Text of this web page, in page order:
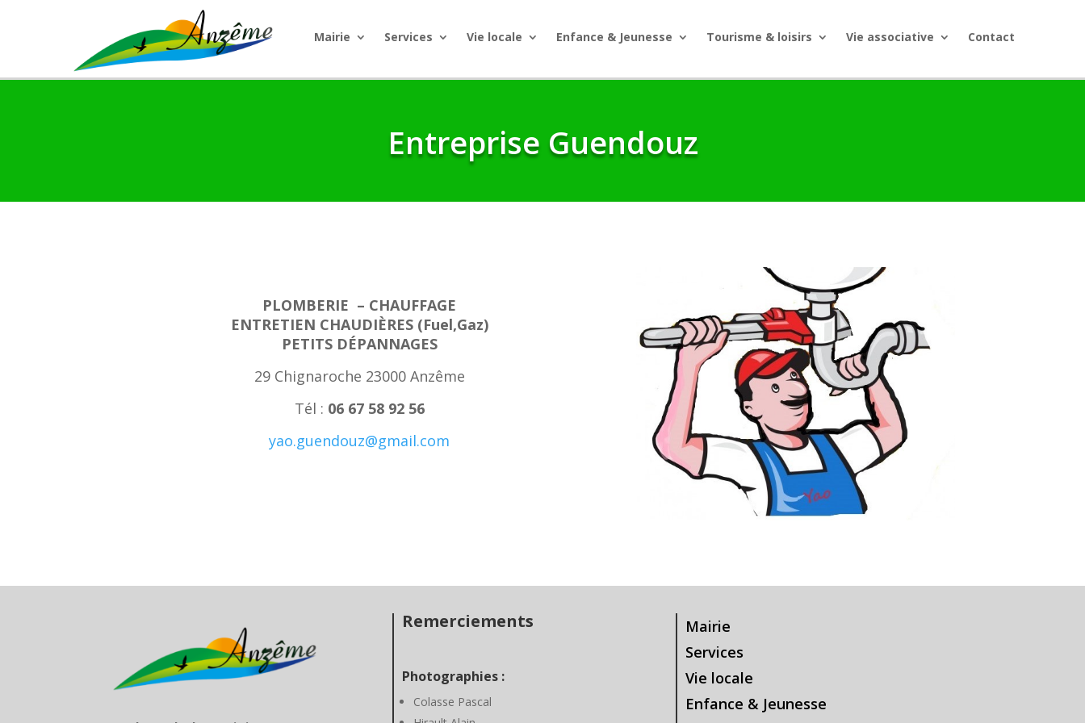
Mairie Services Vie locale Enfance & Jeunesse Tourisme & loisirs Vie associative Contact
Entreprise Guendouz
PLOMBERIE – CHAUFFAGE
ENTRETIEN CHAUDIÈRES (Fuel,Gaz)
PETITS DÉPANNAGES
29 Chignaroche 23000 Anzême
Tél : 06 67 58 92 56
yao.guendouz@gmail.com
Remerciements
Photographies :
Colasse Pascal
Mairie
Services
Vie locale
Enfance & Jeunesse